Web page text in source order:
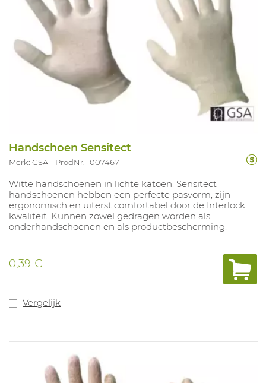
Handschoen Sensitect
Merk: GSA ProdNr. 1007467
Witte handschoenen in lichte katoen. Sensitect
handschoenen hebben een perfecte pasvorm, zijn
ergonomisch en uiterst comfortabel door de Interlock
kwaliteit. Kunnen zowel gedragen worden als
onderhandschoenen en als productbescherming.
0,39 €
Vergelijk